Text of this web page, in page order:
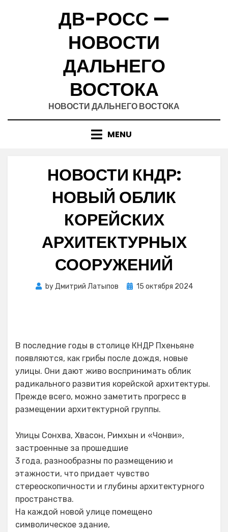
ДВ-РОСС —
НОВОСТИ
ДАЛЬНЕГО
ВОСТОКА
НОВОСТИ ДАЛЬНЕГО ВОСТОКА
MENU
НОВОСТИ КНДР:
НОВЫЙ ОБЛИК
КОРЕЙСКИХ
АРХИТЕКТУРНЫХ
СООРУЖЕНИЙ
byДмитрий Латыпов
Posted
15 октября 2024
В последние годы в столице КНДР Пхеньяне
появляются, как грибы после дождя, новые
улицы. Они дают живо воспринимать облик
радикального развития корейской архитектуры.
Прежде всего, можно заметить прогресс в
размещении архитектурной группы.
Улицы Сонхва, Хвасон, Римхын и «Чонви»,
застроенные за прошедшие
3 года, разнообразны по размещению и
этажности, что придает чувство
стереоскопичности и глубины архитектурного
пространства.
На каждой новой улице помещено
символическое здание,